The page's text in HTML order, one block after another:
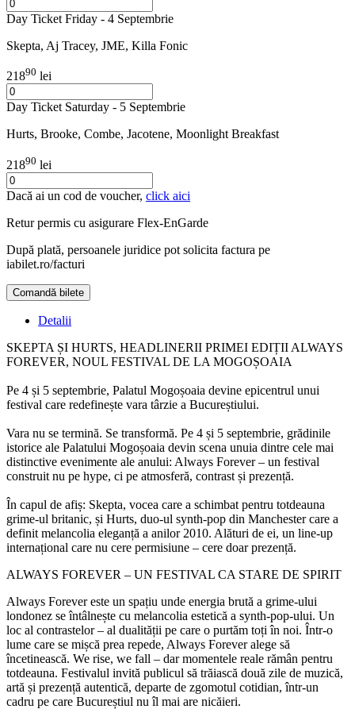
Day Ticket Friday - 4 Septembrie
Skepta, Aj Tracey, JME, Killa Fonic
21890 lei
Day Ticket Saturday - 5 Septembrie
Hurts, Brooke, Combe, Jacotene, Moonlight Breakfast
21890 lei
Dacă ai un cod de voucher, click aici
Retur permis cu asigurare Flex-EnGarde
După plată, persoanele juridice pot solicita factura pe
iabilet.ro/facturi
Comandă bilete
Detalii
SKEPTA ȘI HURTS, HEADLINERII PRIMEI EDIȚII ALWAYS
FOREVER, NOUL FESTIVAL DE LA MOGOȘOAIA
Pe 4 și 5 septembrie, Palatul Mogoșoaia devine epicentrul unui
festival care redefinește vara târzie a Bucureștiului.
Vara nu se termină. Se transformă. Pe 4 și 5 septembrie, grădinile
istorice ale Palatului Mogoșoaia devin scena unuia dintre cele mai
distinctive evenimente ale anului: Always Forever – un festival
construit nu pe hype, ci pe atmosferă, contrast și prezență.
În capul de afiș: Skepta, vocea care a schimbat pentru totdeauna
grime-ul britanic, și Hurts, duo-ul synth-pop din Manchester care a
definit melancolia eleganță a anilor 2010. Alături de ei, un line-up
internațional care nu cere permisiune – cere doar prezență.
ALWAYS FOREVER – UN FESTIVAL CA STARE DE SPIRIT
Always Forever este un spațiu unde energia brută a grime-ului
londonez se întâlnește cu melancolia estetică a synth-pop-ului. Un
loc al contrastelor – al dualității pe care o purtăm toți în noi. Într-o
lume care se mișcă prea repede, Always Forever alege să
încetinească. We rise, we fall – dar momentele reale rămân pentru
totdeauna. Festivalul invită publicul să trăiască două zile de muzică,
artă și prezență autentică, departe de zgomotul cotidian, într-un
cadru pe care Bucureștiul nu îl mai are nicăieri.